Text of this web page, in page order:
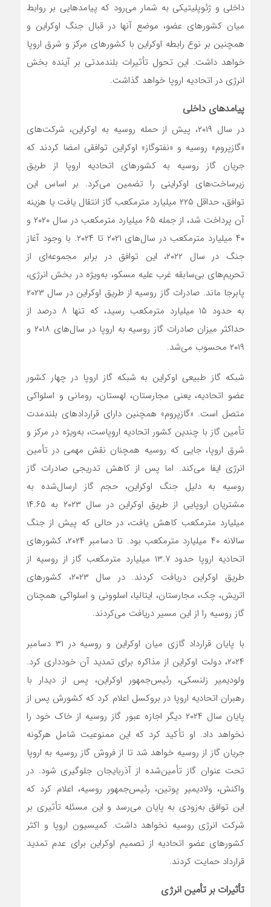
داخلی و ژئوپلیتیکی به شمار می‌رود که پیامدهایی بر روابط
میان کشورهای عضو، موضع آنها در قبال جنگ اوکراین و
همچنین بر نوع رابطه اوکراین با کشورهای مرکز و شرق اروپا
خواهد داشت. این تحول تأثیرات بلندمدتی بر آینده بخش
انرژی در اتحادیه اروپا خواهد گذاشت.
پیامدهای داخلی
در سال ۲۰۱۹، پیش از حمله روسیه به اوکراین، شرکت‌های
«گازپروم» روسیه و «نفتوگاز» اوکراین توافقی امضا کردند که
جریان گاز روسیه به کشورهای اتحادیه اروپا از طریق
زیرساخت‌های اوکراینی را تضمین می‌کرد. بر اساس این
توافق، حداقل ۲۲۵ میلیارد مترمکعب گاز انتقال یافت یا هزینه
آن پرداخت شد، از جمله ۶۵ میلیارد مترمکعب در سال ۲۰۲۰ و
۴۰ میلیارد مترمکعب در سال‌های ۲۰۲۱ تا ۲۰۲۴. با وجود آغاز
جنگ در سال ۲۰۲۲، این توافق در برابر مجموعه‌ای از
تحریم‌های بی‌سابقه غرب علیه مسکو، به‌ویژه در بخش انرژی،
پابرجا ماند. صادرات گاز روسیه از طریق اوکراین در سال ۲۰۲۳
به حدود ۱۵ میلیارد مترمکعب رسید، که تنها ۸ درصد از
حداکثر میزان صادرات گاز روسیه به اروپا در سال‌های ۲۰۱۸ و
۲۰۱۹ محسوب می‌شد.
شبکه گاز طبیعی اوکراین به شبکه گاز اروپا در چهار کشور
عضو اتحادیه، یعنی مجارستان، لهستان، رومانی و اسلواکی
متصل است. «گازپروم» همچنین دارای قراردادهای بلندمدت
تأمین گاز با چندین کشور اتحادیه اروپاست، به‌ویژه در مرکز و
شرق اروپا، جایی که روسیه همچنان نقش مهمی در تأمین
انرژی ایفا می‌کند. اما پس از کاهش تدریجی صادرات گاز
روسیه به دلیل جنگ اوکراین، حجم گاز ارسال‌شده به
مشتریان اروپایی از طریق اوکراین در سال ۲۰۲۳ به ۱۴.۶۵
میلیارد مترمکعب کاهش یافت، در حالی که پیش از جنگ
سالانه ۴۰ میلیارد مترمکعب بود. تا دسامبر ۲۰۲۴، کشورهای
اتحادیه اروپا حدود ۱۳.۷ میلیارد مترمکعب گاز از روسیه از
طریق اوکراین دریافت کردند. در سال ۲۰۲۳، کشورهای
اتریش، چک، مجارستان، ایتالیا، اسلوونی و اسلواکی همچنان
گاز روسیه را از این مسیر دریافت می‌کردند.
با پایان قرارداد گازی میان اوکراین و روسیه در ۳۱ دسامبر
۲۰۲۴، دولت اوکراین از مذاکره برای تمدید آن خودداری کرد.
ولودیمیر زلنسکی، رئیس‌جمهور اوکراین، پس از دیدار با
رهبران اتحادیه اروپا در بروکسل اعلام کرد که کشورش پس از
پایان سال ۲۰۲۴ دیگر اجازه عبور گاز روسیه از خاک خود را
نخواهد داد. او تأکید کرد که این ممنوعیت شامل هرگونه
جریان گاز از روسیه خواهد شد تا از فروش گاز روسیه به اروپا
تحت عنوان گاز تأمین‌شده از آذربایجان جلوگیری شود. در
واکنش، ولادیمیر پوتین، رئیس‌جمهور روسیه، اعلام کرد که
این توافق به‌زودی به پایان می‌رسد و این مسئله تأثیری بر
شرکت انرژی روسیه نخواهد داشت. کمیسیون اروپا و اکثر
کشورهای عضو اتحادیه از تصمیم اوکراین برای عدم تمدید
قرارداد حمایت کردند.
تأثیرات بر تأمین انرژی